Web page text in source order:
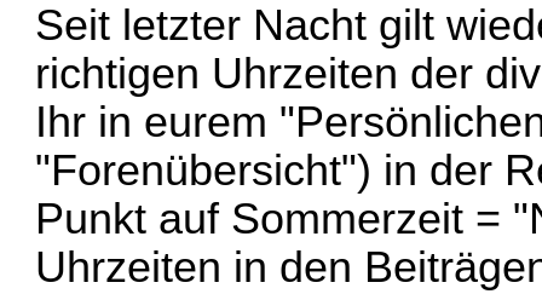
Seit letzter Nacht gilt
richtigen Uhrzeiten der
Ihr in eurem
"Forenübersicht") in der
Punkt auf Sommerzeit =
Uhrzeiten in den